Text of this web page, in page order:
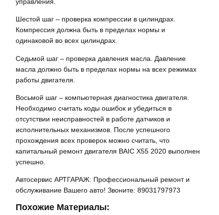
Шестой шаг – проверка компрессии в цилиндрах.
Компрессия должна быть в пределах нормы и
одинаковой во всех цилиндрах.
Седьмой шаг – проверка давления масла. Давление
масла должно быть в пределах нормы на всех режимах
работы двигателя.
Восьмой шаг – компьютерная диагностика двигателя.
Необходимо считать коды ошибок и убедиться в
отсутствии неисправностей в работе датчиков и
исполнительных механизмов. После успешного
прохождения всех проверок можно считать, что
капитальный ремонт двигателя BAIC X55 2020 выполнен
успешно.
Автосервис АРТГАРАЖ: Профессиональный ремонт и
обслуживание Вашего авто! Звоните: 89031797973
Похожие Материалы: